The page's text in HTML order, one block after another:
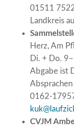
01511
Landkreis
Herz, Am
Di. + Do.
Abgabe ist
Absprachen
0162-
CVJM